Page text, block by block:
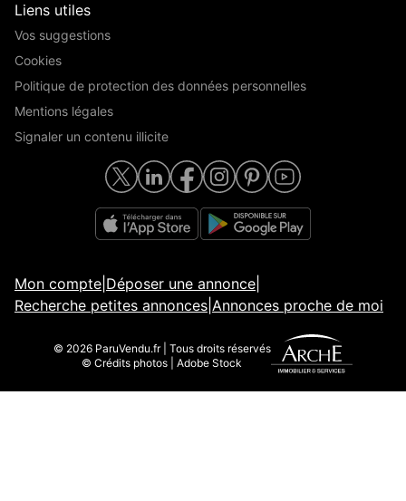
Liens utiles
Vos suggestions
Cookies
Politique de protection des données personnelles
Mentions légales
Signaler un contenu illicite
Mon compte Déposer une annonce
Recherche petites annonces Annonces proche de moi
© 2026 ParuVendu.fr | Tous droits réservés
© Crédits photos | Adobe Stock